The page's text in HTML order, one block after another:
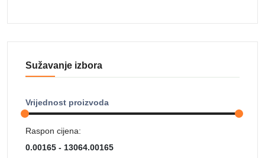
Sužavanje izbora
Vrijednost proizvoda
Raspon cijena: